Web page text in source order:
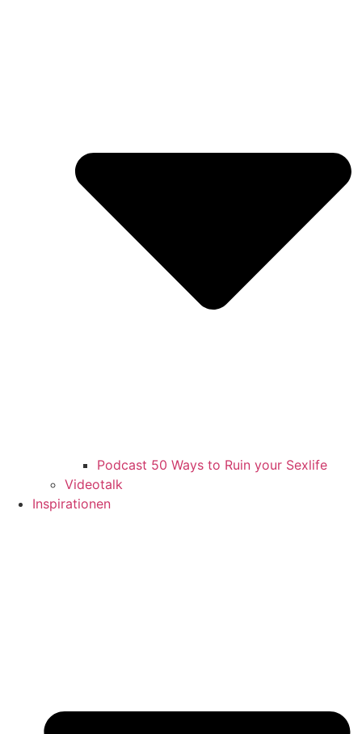
Podcast 50 Ways to Ruin your Sexlife
Videotalk
Inspirationen